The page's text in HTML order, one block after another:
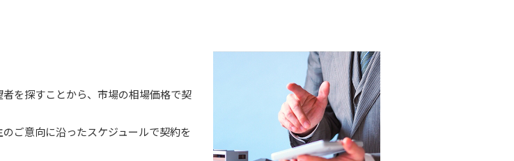
を探すことから、市場の相場価格で契
ご意向に沿ったスケジュールで契約を